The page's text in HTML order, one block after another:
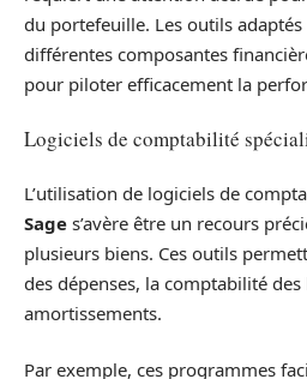
du portefeuille. Les outils
différentes composantes
pour piloter efficacement la
Logiciels de comptabilité
L’utilisation de logiciels de
Sage s’avère être un recours
plusieurs biens. Ces outils
des dépenses, la comptabilité
amortissements.
Par exemple, ces programmes